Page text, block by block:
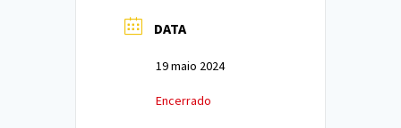
DATA
19 maio 2024
Encerrado